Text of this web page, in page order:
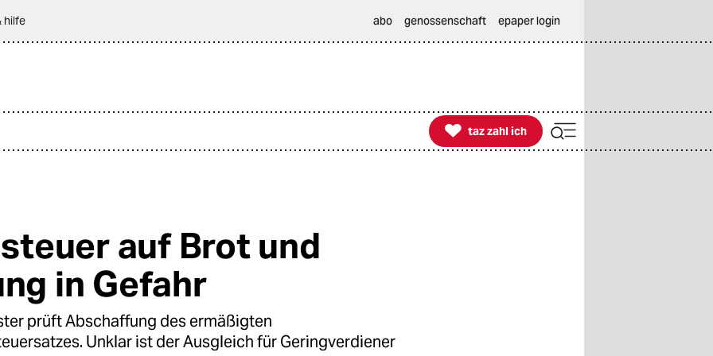
hilfe abo genossenschaft epaper login

taz zahl ich
taz zahl ich
auf Brot und
in Gefahr
prüft Abschaffung des ermäßigten
Unklar ist der Ausgleich für Geringverdiener